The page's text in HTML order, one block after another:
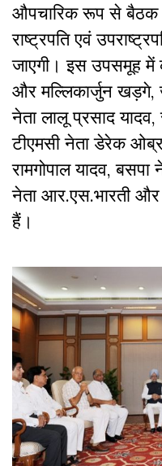
औपचारिक रूप से बैठक
राष्ट्रपति एवं
जाएगी। इस उपसमूह में
और मल्लिकार्जुन खड़गे,
नेता लालू प्रसाद यादव,
टीएमसी नेता डेरेक
रामगोपाल यादव,
नेता आर.एस.भारती
हैं।